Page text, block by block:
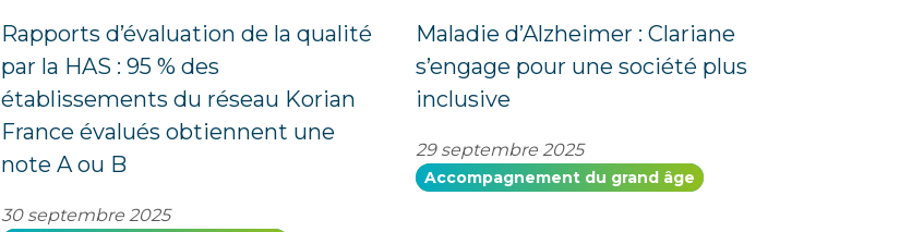
Rapports d’évaluation de la qualité
par la HAS : 95 % des
établissements du réseau Korian
France évalués obtiennent une
note A ou B
30 septembre 2025
Maladie d’Alzheimer : Clariane
s’engage pour une société plus
inclusive
29 septembre 2025
Accompagnement du grand âge